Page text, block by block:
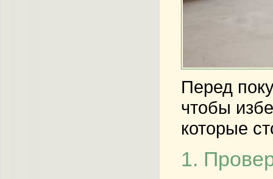
Перед
чтобы
которые
1.